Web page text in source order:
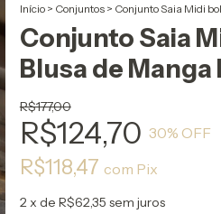
Início > Conjuntos > Conjunto Saia Midi
Conjunto Saia
Blusa de Manga
R$177,00
R$124,70 30% OFF
R$118,47 com Pix
2x de R$62,35 sem juros